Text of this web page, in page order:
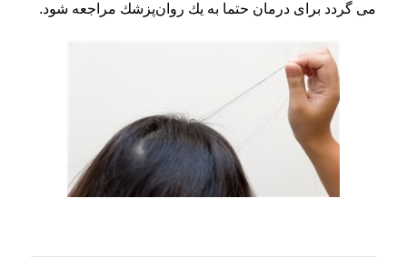
می گردد برای درمان‌ حتما به‌ يك‌ روان‌پزشك‌ مراجعه‌ شود.